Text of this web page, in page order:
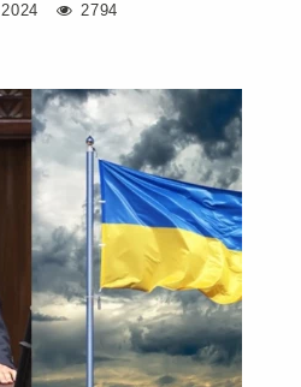
2794